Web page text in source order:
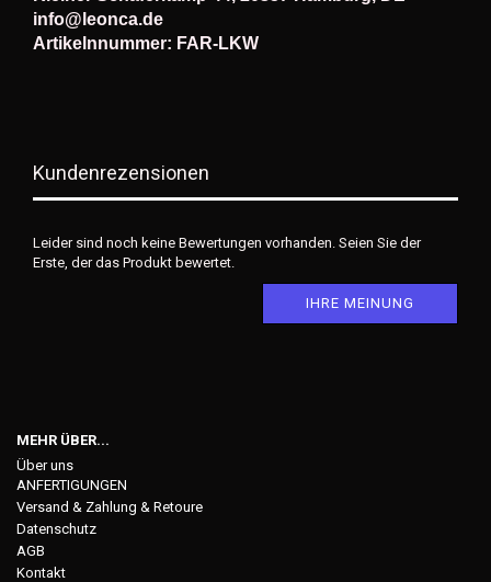
info@leonca.de
Artikelnnummer: FAR-LKW
Kundenrezensionen
Leider sind noch keine Bewertungen vorhanden. Seien Sie der
Erste, der das Produkt bewertet.
IHRE MEINUNG
MEHR ÜBER...
Über uns
ANFERTIGUNGEN
Versand & Zahlung & Retoure
Datenschutz
AGB
Kontakt